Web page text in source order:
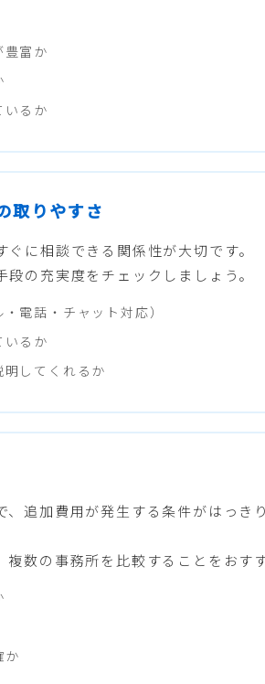
豊富か
るか
取りやすさ
に相談できる関係性が大切です。
の充実度をチェックしましょう。
電話・チャット対応）
いるか
してくれるか
、追加費用が発生する条件がはっき
数の事務所を比較することをおす
か